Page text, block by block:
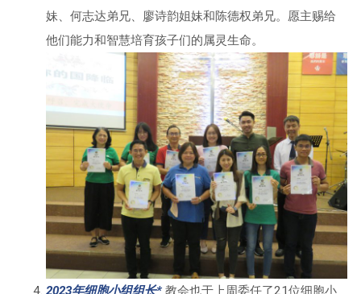
妹、何志达弟兄、廖诗韵姐妹和陈德权弟兄。愿主赐给
他们能力和智慧培育孩子们的属灵生命。
2023年细胞小组组长*教会也于上周委任了21位细胞小